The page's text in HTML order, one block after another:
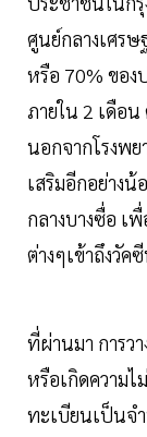
ศูนย์กลางเศร
หรือ 70% ของ
ภายใน 2 เดือ
นอกจากโรงพ
เสริมอีกอย่างน้
กลางบางซื่อ เ
ต่างๆเข้าถึงวัค
ที่ผ่านมา การว
หรือเกิดความไ
ทะเบียนเป็นจ